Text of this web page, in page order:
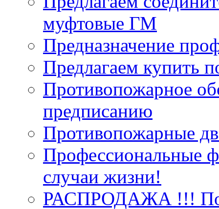
муфтовые ГМ
Предназначение
Предлагаем купить
Противопожарное
предписанию
Противопожарные
Профессиональные
случаи жизни!
РАСПРОДАЖА !!!